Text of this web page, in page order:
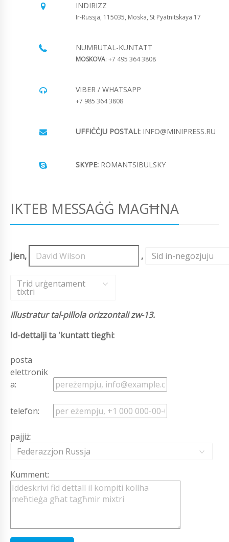
INDIRIZZ
Ir-Russja, 115035, Moska, St Pyatnitskaya 17
NUMRUTAL-KUNTATT
MOSKOVA: +7 495 364 3808
VIBER / WHATSAPP
+7 985 364 3808
UFFIĊĊJU POSTALI: INFO@MINIPRESS.RU
SKYPE: ROMANTSIBULSKY
IKTEB MESSAĠĠ MAGĦNA
Jien, , Sid in-negozjuju
,
Trid urġentament
tixtri
illustratur tal-pillola orizzontali zw-13.
Id-dettalji ta 'kuntatt tiegħi:
posta
elettronik
a:
telefon:
pajjiż:
Federazzjon Russja
Kumment: